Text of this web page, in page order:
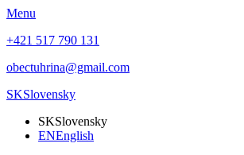
Menu
+421 517 790 131
obectuhrina@gmail.com
SKSlovensky
SKSlovensky
ENEnglish